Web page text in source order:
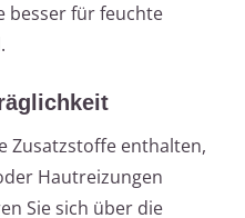
besser für feuchte
Zusatzstoffe enthalten,
Hautreizungen
Sie sich über die